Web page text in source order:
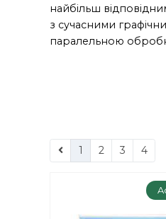
найбільш
з сучасними
паралельною
1 2 3 4